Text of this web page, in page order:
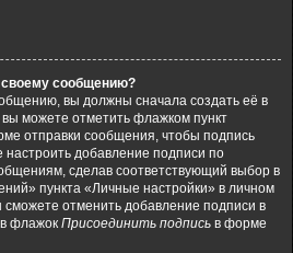
своему сообщению?
вы должны сначала создать её в
можете отметить флажком пункт
отправки сообщения, чтобы подпись
добавление подписи по
сделав соответствующий выбор в
пункта «Личные настройки» в личном
отменить добавление подписи в
флажок Присоединить подпись в форме